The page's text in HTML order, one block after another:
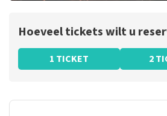
Hoeveel tickets wilt u
1 TICKET 2